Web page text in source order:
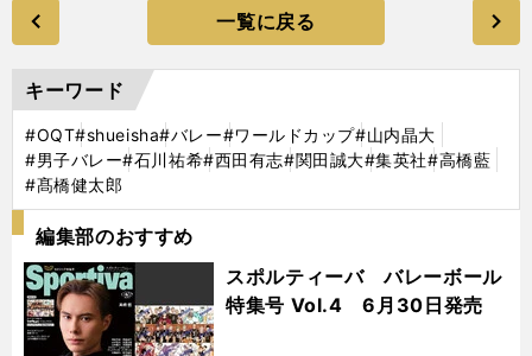
一覧に戻る
キーワード
#OQT#shueisha#バレー#ワールドカップ#山内晶大
#男子バレー#石川祐希#西田有志#関田誠大#集英社#高橋藍
#髙橋健太郎
編集部のおすすめ
スポルティーバ バレーボール
特集号 Vol.4 6月30日発売